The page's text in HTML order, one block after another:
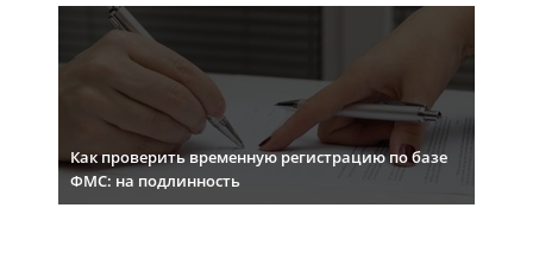
Как проверить временную регистрацию по базе
ФМС: на подлинность